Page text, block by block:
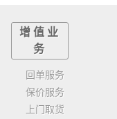
增值业
务
回单服务
保价服务
上门取货